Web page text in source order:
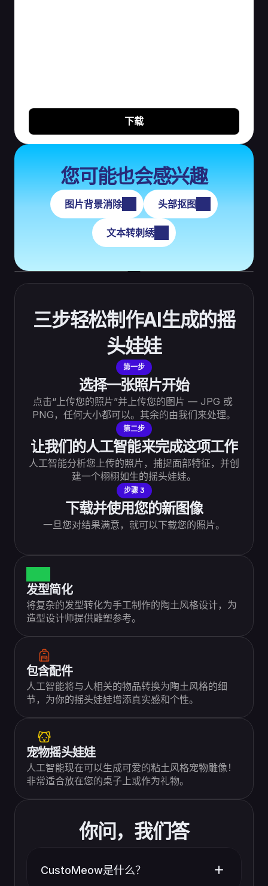
您可能也会感兴趣
图片背景消除 头部抠图
文本转刺绣
三步轻松制作AI生成的摇
头娃娃
第一步
选择一张照片开始
点击“上传您的照片”并上传您的图片 — JPG 或
PNG，任何大小都可以。其余的由我们来处理。
第二步
让我们的人工智能来完成这项工作
人工智能分析您上传的照片，捕捉面部特征，并创
建一个栩栩如生的摇头娃娃。
步骤 3
下载并使用您的新图像
一旦您对结果满意，就可以下载您的照片。
发型简化
将复杂的发型转化为手工制作的陶土风格设计，为
造型设计师提供雕塑参考。
包含配件
人工智能将与人相关的物品转换为陶土风格的细
节，为你的摇头娃娃增添真实感和个性。
宠物摇头娃娃
人工智能现在可以生成可爱的粘土风格宠物雕像！
非常适合放在您的桌子上或作为礼物。
你问，我们答
CustoMeow是什么？